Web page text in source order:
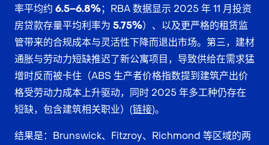
率平均约 6.5–6.8%；RBA 数据显示 2025 年 11 月投资
房贷款存量平均利率为 5.75%）、以及更严格的租赁监
管带来的合规成本与灵活性下降而退出市场。第三，建材
通胀与劳动力短缺推迟了新公寓项目，导致供给在需求猛
增时反而被卡住（ABS 生产者价格指数提到建筑产出价
格受劳动力成本上升驱动，同时 2025 年多工种仍存在
短缺，包含建筑相关职业）(链接)。
结果是：Brunswick、Fitzroy、Richmond 等区域的两